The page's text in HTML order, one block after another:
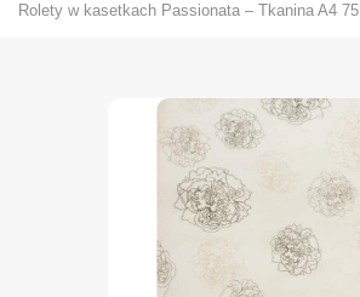
Rolety w kasetkach Passionata – Tkanina A4 75